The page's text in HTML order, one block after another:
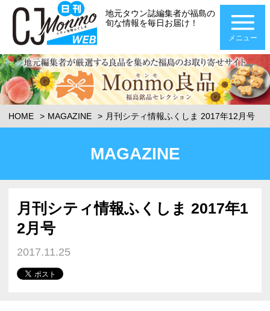
地元タウン誌編集者が福島の
旬な情報を毎日お届け！
メニュー
HOME MAGAZINE 月刊シティ情報ふくしま 2017年12月号
MAGAZINE
月刊シティ情報ふくしま 2017年1
2月号
2017.11.25